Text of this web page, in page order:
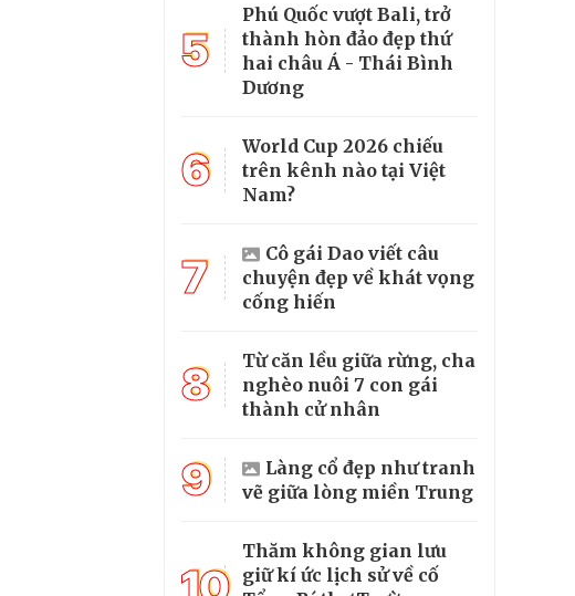
5
Phú Quốc vượt Bali, trở
thành hòn đảo đẹp thứ
hai châu Á - Thái Bình
Dương
6
World Cup 2026 chiếu
trên kênh nào tại Việt
Nam?
7
Cô gái Dao viết câu
chuyện đẹp về khát vọng
cống hiến
8
Từ căn lều giữa rừng, cha
nghèo nuôi 7 con gái
thành cử nhân
9
Làng cổ đẹp như tranh
vẽ giữa lòng miền Trung
Thăm không gian lưu
giữ kí ức lịch sử về cố